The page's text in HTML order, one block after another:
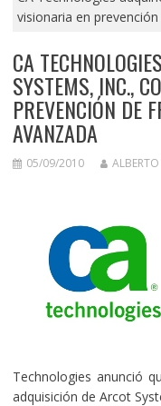
visionaria en
CA
SYSTEMS, INC.,
PREVENCIÓN DE
AVANZADA
05/09/2010
Technologies anunció
adquisición de Arcot